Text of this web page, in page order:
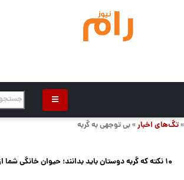
»تگ‌های اخبار» بی توجهی به گربه
۱۰ نکته که گربه‌ دوستان باید بدانند؛ حیوان خانگی شما